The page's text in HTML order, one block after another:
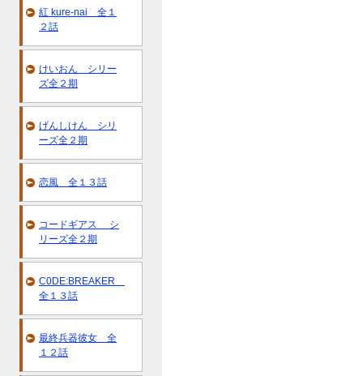
紅 kure-nai 全１
２話
けいおん シリー
ズ全２期
げんしけん シリ
ーズ全２期
恋風 全１３話
コードギアス シ
リーズ全２期
C0DE:BREAKER
全１３話
最終兵器彼女 全
１２話